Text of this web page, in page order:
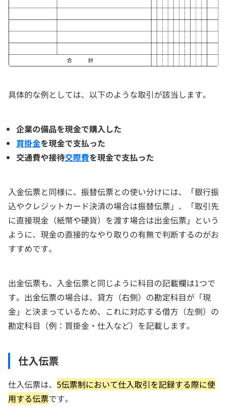
具体的な例としては、以下のような取引が該当します。
企業の備品を現金で購入した
買掛金を現金で支払った
交通費や接待交際費を現金で支払った
入金伝票と同様に、振替伝票との使い分けには、「銀行振
込やクレジットカード決済の場合は振替伝票」、「取引先
に直接現金（紙幣や硬貨）を渡す場合は出金伝票」という
ように、現金の直接的なやり取りの有無で判断するのがお
すすめです。
出金伝票も、入金伝票と同じように科目の記載欄は1つで
す。出金伝票の場合は、貸方（右側）の勘定科目が「現
金」と決まっているため、これに対応する借方（左側）の
勘定科目（例：買掛金・仕入など）を記載します。
仕入伝票
仕入伝票は、 5伝票制において仕入取引を記録する際に使
用する伝票です。